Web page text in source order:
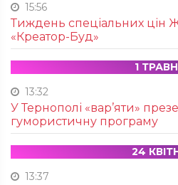
15:56
Тиждень спеціальних цін
«Креатор-Буд»
1
13:32
У Тернополі «вар’яти»
гумористичну програму
24
13:37